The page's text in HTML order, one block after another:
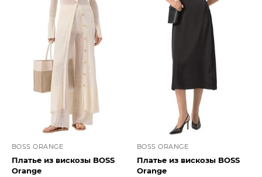
BOSS ORANGE
Платье из вискозы BOSS
Orange
BOSS ORANGE
Платье из вискозы BOSS
Orange